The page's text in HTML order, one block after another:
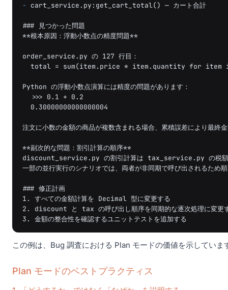
-
cart_service.py:get_cart_total() — カート合計
### 見つかった問題
**根本原因：浮動小数点の精度問題**
order_service.py の 127 行目：
  total = sum(item.price
* item.quantity for item
Python の浮動小数点演算には精度の問題があります：
  >>> 0.1 + 0.2
  0.30000000000000004
注文に小数の金額の商品が複数含まれる場合、累積誤差により最
**副次的な問題：割引計算の順序**
discount_service.py の割引計算は tax_service.py の税額計
一部の並行実行のシナリオでは、両者が非同期で呼び出されるため
### 修正計画
1. すべての金額計算を Decimal 型に変更する
2. discount と tax の呼び出し順序を同期的な逐次処理に変更
この例は、Bug 調査における Plan モードの価値を示してい
Plan モードのベストプラクティス